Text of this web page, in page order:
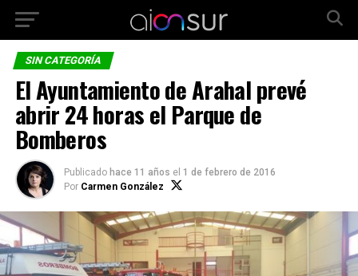
SIN CATEGORÍA
El Ayuntamiento de Arahal prevé
abrir 24 horas el Parque de
Bomberos
Publicado hace 11 años el 1 de febrero de 2016
Por Carmen González